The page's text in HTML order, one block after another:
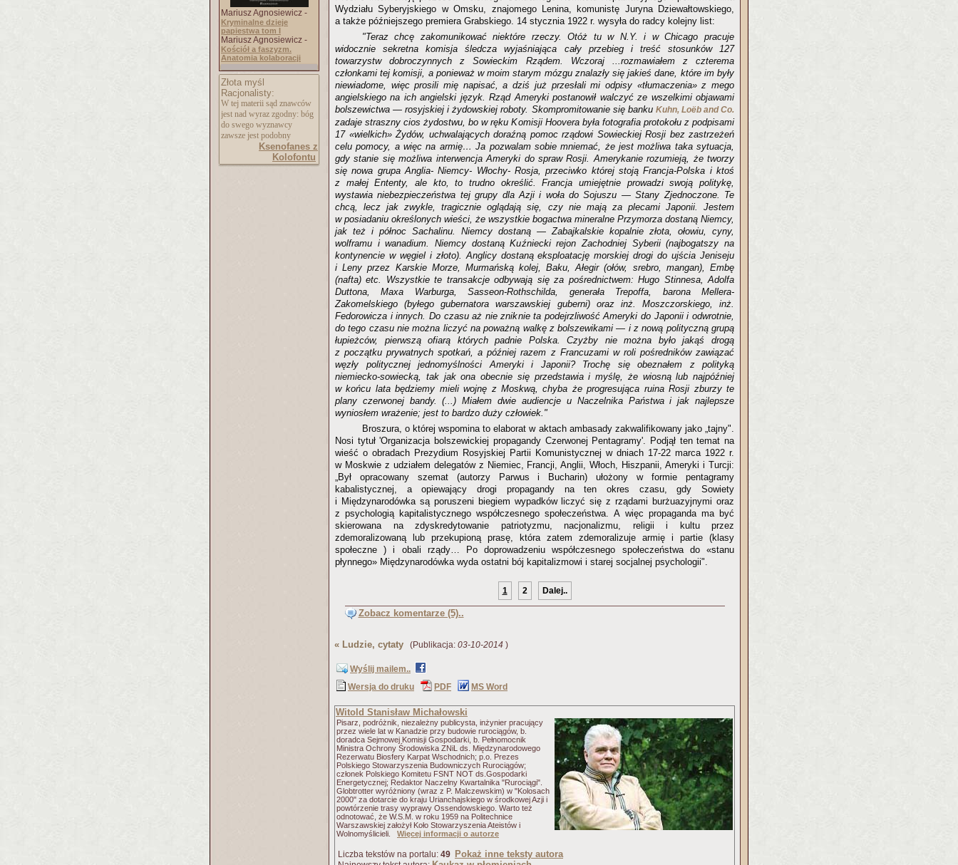
Mariusz Agnosiewicz -
Kryminalne dzieje
papiestwa tom I
Mariusz Agnosiewicz -
Kościół a faszyzm.
Anatomia kolaboracji
Złota myśl
Racjonalisty:
W tej materii sąd znawców
jest nad wyraz zgodny: bóg
do swego wyznawcy
zawsze jest podobny
Ksenofanes z
Kolofontu
Wydziału Syberyjskiego w Omsku, znajomego Lenina, komunistę Juryna Dziewałtowskiego,
a także późniejszego premiera Grabskiego. 14 stycznia 1922 r. wysyła do radcy kolejny list:
"Teraz chcę zakomunikować niektóre rzeczy. Otóż tu w N.Y. i w Chicago pracuje
widocznie sekretna komisja śledcza wyjaśniająca cały przebieg i treść stosunków 127
towarzystw dobroczynnych z Sowieckim Rządem. Wczoraj ...rozmawiałem z czterema
członkami tej komisji, a ponieważ w moim starym mózgu znalazły się jakieś dane, które im były
niewiadome, więc prosili mię napisać, a dziś już przesłali mi odpisy «tłumaczenia» z mego
angielskiego na ich angielski język. Rząd Ameryki postanowił walczyć ze wszelkimi objawami
bolszewictwa — rosyjskiej i żydowskiej roboty. Skompromitowanie się banku Kuhn, Loëb and Co.
zadaje straszny cios żydostwu, bo w ręku Komisji Hoovera była fotografia protokołu z podpisami
17 «wielkich» Żydów, uchwalających doraźną pomoc rządowi Sowieckiej Rosji bez zastrzeżeń
celu pomocy, a więc na armię… Ja pozwalam sobie mniemać, że jest możliwa taka sytuacja,
gdy stanie się możliwa interwencja Ameryki do spraw Rosji. Amerykanie rozumieją, że tworzy
się nowa grupa Anglia- Niemcy- Włochy- Rosja, przeciwko której stoją Francja-Polska i ktoś
z małej Ententy, ale kto, to trudno określić. Francja umiejętnie prowadzi swoją politykę,
wystawia niebezpieczeństwa tej grupy dla Azji i woła do Sojuszu — Stany Zjednoczone. Te
chcą, lecz jak zwykle, tragicznie oglądają się, czy nie mają za plecami Japonii. Jestem
w posiadaniu określonych wieści, że wszystkie bogactwa mineralne Przymorza dostaną Niemcy,
jak też i północ Sachalinu. Niemcy dostaną — Zabajkalskie kopalnie złota, ołowiu, cyny,
wolframu i wanadium. Niemcy dostaną Kuźniecki rejon Zachodniej Syberii (najbogatszy na
kontynencie w węgiel i złoto). Anglicy dostaną eksploatację morskiej drogi do ujścia Jeniseju
i Leny przez Karskie Morze, Murmańską kolej, Baku, Ałegir (ołów, srebro, mangan), Embę
(nafta) etc. Wszystkie te transakcje odbywają się za pośrednictwem: Hugo Stinnesa, Adolfa
Duttona, Maxa Warburga, Sasseon-Rothschilda, generała Trepoffa, barona Mellera-
Zakomelskiego (byłego gubernatora warszawskiej guberni) oraz inż. Moszczorskiego, inż.
Fedorowicza i innych. Do czasu aż nie zniknie ta podejrzliwość Ameryki do Japonii i odwrotnie,
do tego czasu nie można liczyć na poważną walkę z bolszewikami — i z nową polityczną grupą
łupieżców, pierwszą ofiarą których padnie Polska. Czyżby nie można było jakąś drogą
z początku prywatnych spotkań, a później razem z Francuzami w roli pośredników zawiązać
węzły politycznej jednomyślności Ameryki i Japonii? Trochę się obeznałem z polityką
niemiecko-sowiecką, tak jak ona obecnie się przedstawia i myślę, że wiosną lub najpóźniej
w końcu lata będziemy mieli wojnę z Moskwą, chyba że progresująca ruina Rosji zburzy te
plany czerwonej bandy. (...) Miałem dwie audiencje u Naczelnika Państwa i jak najlepsze
wyniosłem wrażenie; jest to bardzo duży człowiek."
Broszura, o której wspomina to elaborat w aktach ambasady zakwalifikowany jako „tajny".
Nosi tytuł 'Organizacja bolszewickiej propagandy Czerwonej Pentagramy'. Podjął ten temat na
wieść o obradach Prezydium Rosyjskiej Partii Komunistycznej w dniach 17-22 marca 1922 r.
w Moskwie z udziałem delegatów z Niemiec, Francji, Anglii, Włoch, Hiszpanii, Ameryki i Turcji:
„Był opracowany szemat (autorzy Parwus i Bucharin) ułożony w formie pentagramy
kabalistycznej, a opiewający drogi propagandy na ten okres czasu, gdy Sowiety
i Międzynarodówka są poruszeni biegiem wypadków liczyć się z rządami burżuazyjnymi oraz
z psychologią kapitalistycznego współczesnego społeczeństwa. A więc propaganda ma być
skierowana na zdyskredytowanie patriotyzmu, nacjonalizmu, religii i kultu przez
zdemoralizowaną lub przekupioną prasę, która zatem zdemoralizuje armię i partie (klasy
społeczne ) i obali rządy… Po doprowadzeniu współczesnego społeczeństwa do «stanu
płynnego» Międzynarodówka wyda ostatni bój kapitalizmowi i starej socjalnej psychologii".
1 2 Dalej..
Zobacz komentarze (5)..
« Ludzie, cytaty (Publikacja: 03-10-2014 )
Wyślij mailem..
Wersja do druku
PDF MS Word
Witold Stanisław Michałowski
Pisarz, podróżnik, niezależny publicysta, inżynier pracujący
przez wiele lat w Kanadzie przy budowie rurociągów, b.
doradca Sejmowej Komisji Gospodarki, b. Pełnomocnik
Ministra Ochrony Środowiska ZNiL ds. Międzynarodowego
Rezerwatu Biosfery Karpat Wschodnich; p.o. Prezes
Polskiego Stowarzyszenia Budowniczych Rurociągów;
członek Polskiego Komitetu FSNT NOT ds.Gospodarki
Energetycznej; Redaktor Naczelny Kwartalnika "Rurociągi".
Globtrotter wyróżniony (wraz z P. Malczewskim) w "Kolosach
2000" za dotarcie do kraju Urianchajskiego w środkowej Azji i
powtórzenie trasy wyprawy Ossendowskiego. Warto też
odnotować, że W.S.M. w roku 1959 na Politechnice
Warszawskiej założył Koło Stowarzyszenia Ateistów i
Wolnomyślicieli. Więcej informacji o autorze
Liczba tekstów na portalu: 49 Pokaż inne teksty autora